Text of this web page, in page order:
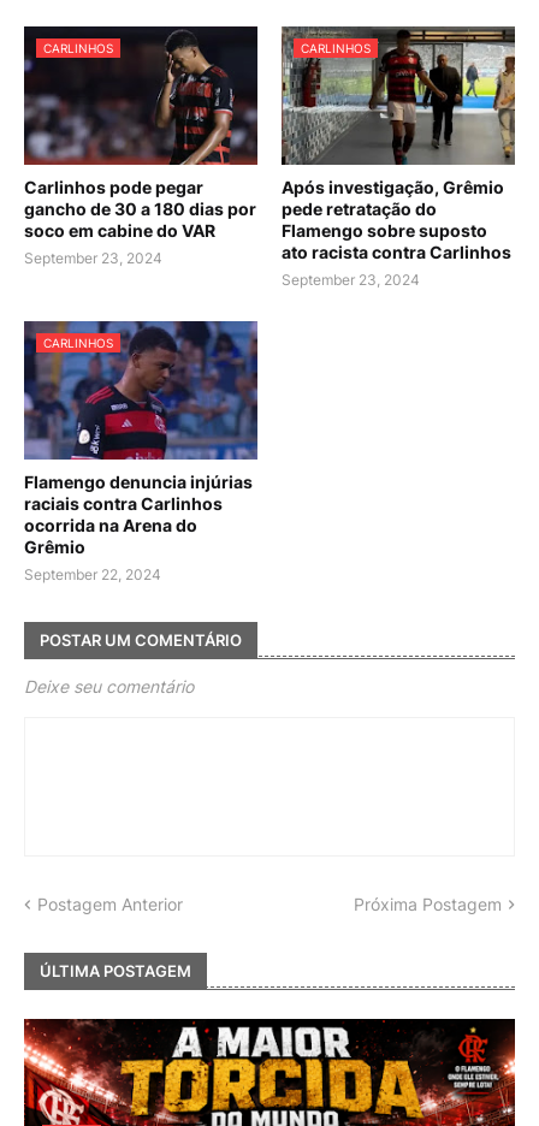
CARLINHOS
Carlinhos pode pegar
gancho de 30 a 180 dias por
soco em cabine do VAR
September 23, 2024
CARLINHOS
Após investigação, Grêmio
pede retratação do
Flamengo sobre suposto
ato racista contra Carlinhos
September 23, 2024
CARLINHOS
Flamengo denuncia injúrias
raciais contra Carlinhos
ocorrida na Arena do
Grêmio
September 22, 2024
POSTAR UM COMENTÁRIO
Deixe seu comentário
Postagem Anterior Próxima Postagem
ÚLTIMA POSTAGEM